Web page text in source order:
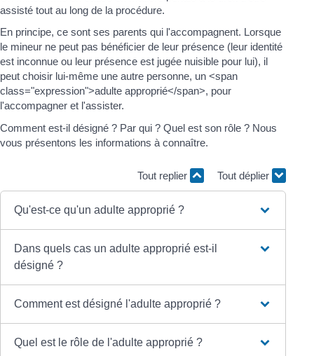
assisté tout au long de la procédure.
En principe, ce sont ses parents qui l'accompagnent. Lorsque
le mineur ne peut pas bénéficier de leur présence (leur identité
est inconnue ou leur présence est jugée nuisible pour lui), il
peut choisir lui-même une autre personne, un <span
class="expression">adulte approprié</span>, pour
l'accompagner et l'assister.
Comment est-il désigné ? Par qui ? Quel est son rôle ? Nous
vous présentons les informations à connaître.
Tout replier Tout déplier
Qu'est-ce qu'un adulte approprié ?
Dans quels cas un adulte approprié est-il
désigné ?
Comment est désigné l'adulte approprié ?
Quel est le rôle de l'adulte approprié ?